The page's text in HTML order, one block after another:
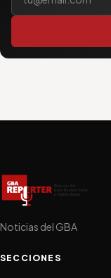
Noticias del GBA
SECCIONES